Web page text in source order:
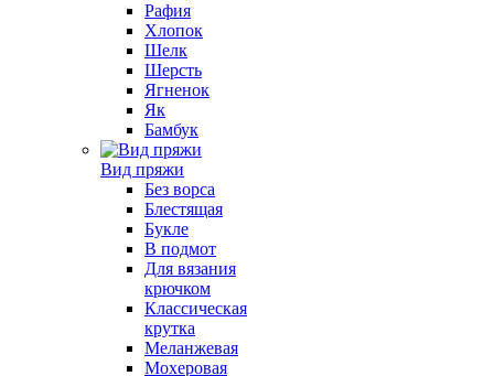
Рафия
Хлопок
Шелк
Шерсть
Ягненок
Як
Бамбук
Вид пряжи
Без ворса
Блестящая
Букле
В подмот
Для вязания
крючком
Классическая
крутка
Меланжевая
Мохеровая